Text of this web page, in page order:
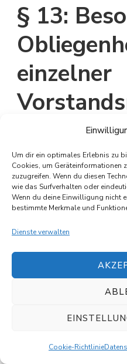
Um dir ein optimales Erlebnis zu
Cookies, um Geräteinformationen
zuzugreifen. Wenn du diesen
wie das Surfverhalten oder
Wenn du deine Einwilligung nicht
bestimmte Merkmale und
Dienste verwalten
Cookie-Richtlinie
§ 13:
einzelner
(1) Der/die Obmann/
Geschäfte des
unterstützt den/die
Führung der
(2) Der/die Obmann/
nach außen.
Vereins bedürfen zu
Unterschriften des/
des Schriftführers/der
Dispositionen) des/
des Kassiers/der